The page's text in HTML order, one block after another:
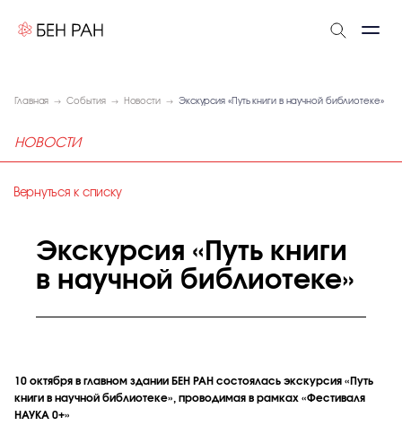
Главная События Новости Экскурсия «Путь книги в научной библиотеке»
НОВОСТИ
Вернуться к списку
Экскурсия «Путь книги
в научной библиотеке»
10 октября в главном здании БЕН РАН состоялась экскурсия «Путь
книги в научной библиотеке», проводимая в рамках «Фестиваля
НАУКА 0+»